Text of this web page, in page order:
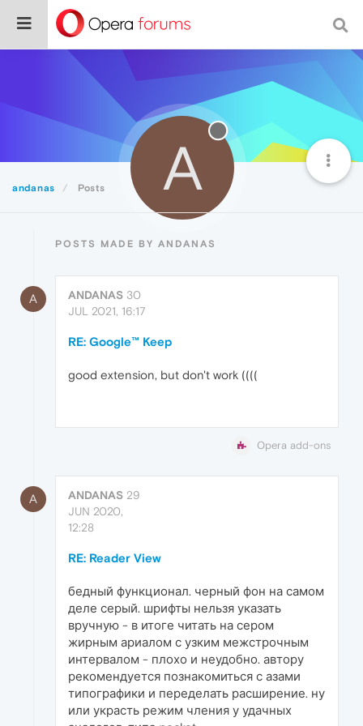
andanas Posts A
POSTS MADE BY ANDANAS
A ANDANAS 30
JUL 2021, 16:17
RE: Google™ Keep
good extension, but don't work ((((
Opera add-ons
A ANDANAS 29
JUN 2020,
12:28
RE: Reader View
бедный функционал. черный фон на самом
деле серый. шрифты нельзя указать
вручную - в итоге читать на сером
жирным ариалом с узким межстрочным
интервалом - плохо и неудобно. автору
рекомендуется познакомиться с азами
типографики и переделать расширение. ну
или украсть режим чления у удачных